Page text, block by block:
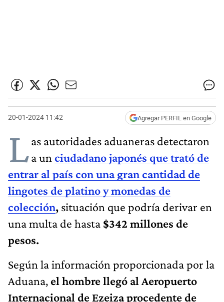
20-01-2024 11:42 Agregar PERFIL en Google
Las autoridades aduaneras detectaron
a un ciudadano japonés que trató de
entrar al país con una gran cantidad de
lingotes de platino y monedas de
colección, situación que podría derivar en
una multa de hasta $342 millones de
pesos.
Según la información proporcionada por la
Aduana, el hombre llegó al Aeropuerto
Internacional de Ezeiza procedente de